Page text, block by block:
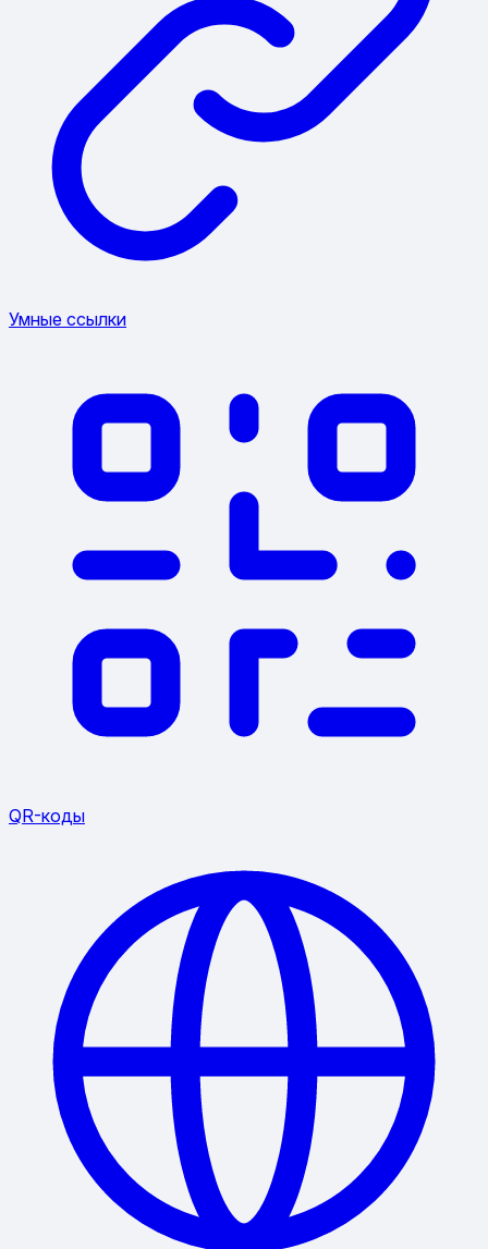
Умные ссылки
QR-коды